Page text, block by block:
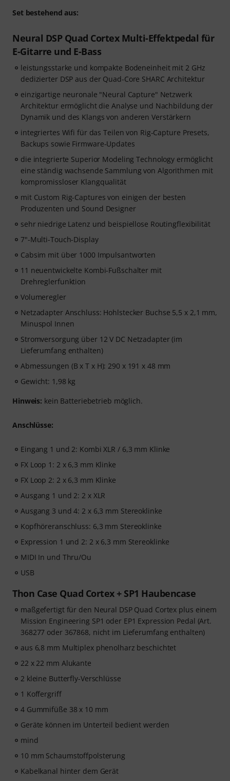
Set bestehend aus:
Neural DSP Quad Cortex Multi-Effektpedal für
E-Gitarre und E-Bass
leistungsstarke und kompakte Bodeneinheit mit 2 GHz
dedizierter DSP aus der Quad-Core SHARC Architektur
einzigartige neuronale "Neural Capture" Netzwerk
Architektur ermöglicht die Analyse und Nachbildung der
Dynamik und des Klangs von anderen Verstärkern
integriertes Wifi für das Teilen von Rig-Capture Presets,
Backups sowie Firmware-Updates
die integrierte Superior Modeling Technology ermöglicht
eine ständig wachsende Sammlung von Algorithmen mit
kompromissloser Klangqualität
mit Custom Rig-Captures von einigen der besten
Produzenten und Sound Designer
sehr niedrige Latenz und beispiellose Routingflexibilität
7"-Multi-Touch-Display
Cabsim mit über 1000 Impulsantworten
11 neuentwickelte Kombi-Fußschalter mit
Drehreglerfunktion
Volumeregler
Netzadapter Anschluss: Hohlstecker Buchse 5,5 x 2,1 mm,
Minuspol Innen
Stromversorgung über 12 V DC Netzadapter (im
Lieferumfang enthalten)
Abmessungen (B x T x H): 290 x 191 x 48 mm
Gewicht: 1,98 kg
Hinweis: kein Batteriebetrieb möglich.
Anschlüsse:
Eingang 1 und 2: Kombi XLR / 6,3 mm Klinke
FX Loop 1: 2 x 6,3 mm Klinke
FX Loop 2: 2 x 6,3 mm Klinke
Ausgang 1 und 2: 2 x XLR
Ausgang 3 und 4: 2 x 6,3 mm Stereoklinke
Kopfhöreranschluss: 6,3 mm Stereoklinke
Expression 1 und 2: 2 x 6,3 mm Stereoklinke
MIDI In und Thru/Ou
USB
Thon Case Quad Cortex + SP1 Haubencase
maßgefertigt für den Neural DSP Quad Cortex plus einem
Mission Engineering SP1 oder EP1 Expression Pedal (Art.
368277 oder 367868, nicht im Lieferumfang enthalten)
aus 6,8 mm Multiplex phenolharz beschichtet
22 x 22 mm Alukante
2 kleine Butterfly-Verschlüsse
1 Koffergriff
4 Gummifüße 38 x 10 mm
Geräte können im Unterteil bedient werden
mind
10 mm Schaumstoffpolsterung
Kabelkanal hinter dem Gerät